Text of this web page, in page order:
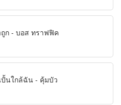
ก - บอส ทราฟฟิค
นใกล้ฉัน - คุ้มบัว